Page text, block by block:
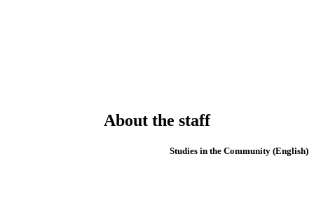
About the staff
(English) Studies in the Community